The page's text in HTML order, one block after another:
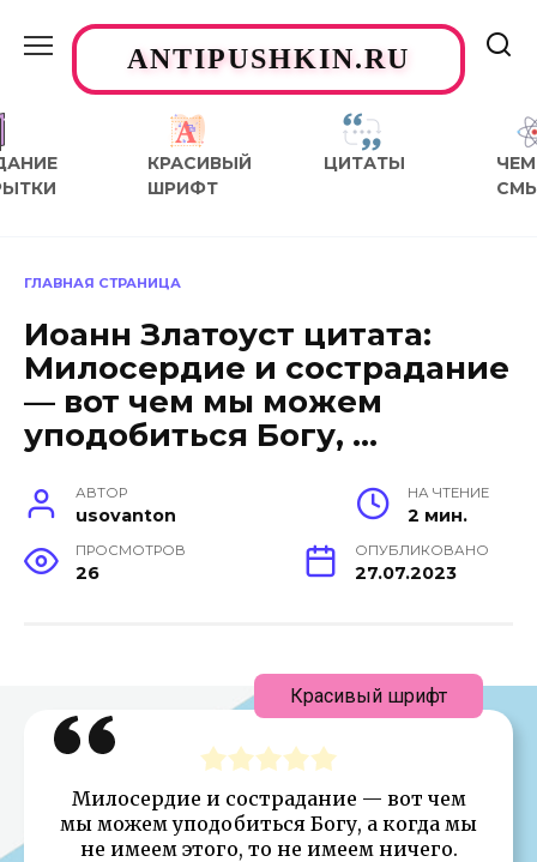
содержаниюANTIPUSHKIN.RU
КРАСИВЫЙ
ШРИФТ
ЦИТАТЫ
ЧЕМ
ГЛАВНАЯ СТРАНИЦА
Иоанн Златоуст цитата:
Милосердие и сострадание
— вот чем мы можем
уподобиться Богу, …
АВТОР
usovanton
НА ЧТЕНИЕ
2 мин.
ПРОСМОТРОВ
26
ОПУБЛИКОВАНО
27.07.2023
Милосердие и сострадание — вот чем
мы можем уподобиться Богу, а когда мы
не имеем этого, то не имеем ничего.
Красивый шрифт